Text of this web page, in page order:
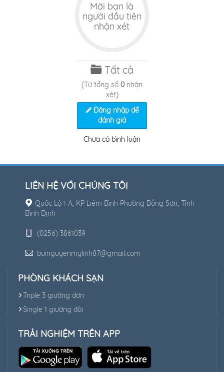
Mời bạn là
người đầu tiên
nhận xét
Tất cả
(Từ tổng số 0 nhận
xét)
Đăng nhập để
đánh giá
Chưa có bình luận
LIÊN HỆ VỚI CHÚNG TÔI
Quốc Lộ 1 A, KP Liêm Bình Phường Bồng Sơn, Tỉnh
Bình Định
(0256) 3861039
buinguyenmylinh87@gmail.com
PHÒNG KHÁCH SẠN
Triple 3 giường đơn
Single 1 giường đôi
TRẢI NGHIỆM TRÊN APP